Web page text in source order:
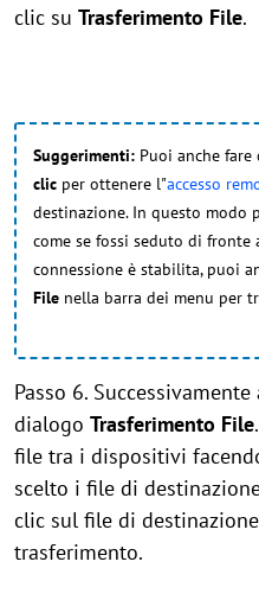
clic su Trasferimento File.
Suggerimenti: Puoi anche fare
clic per ottenere l"accesso
destinazione. In questo modo
come se fossi seduto di fronte
connessione è stabilita, puoi
File nella barra dei menu per
Passo 6.
dialogo Trasferimento File
file tra i dispositivi
scelto i file di
clic sul file di
trasferimento.